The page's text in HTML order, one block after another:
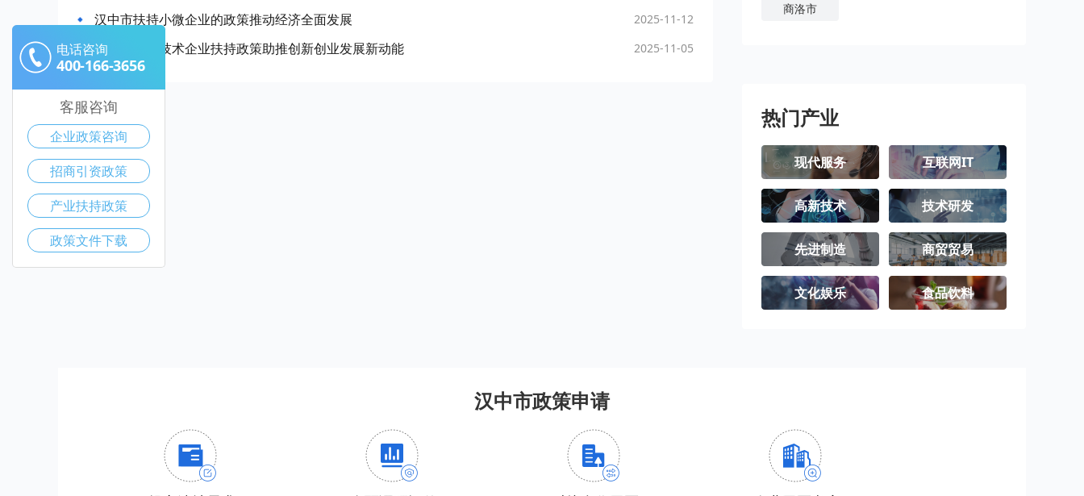
汉中市扶持小微企业的政策推动经济全面发展 2025-11-12
汉中市高新技术企业扶持政策助推创新创业发展新动能 2025-11-05
商洛市
热门产业
现代服务 互联网IT
高新技术 技术研发
先进制造 商贸贸易
文化娱乐 食品饮料
汉中市政策申请
电话咨询
400-166-3656
客服咨询
企业政策咨询
招商引资政策
产业扶持政策
政策文件下载